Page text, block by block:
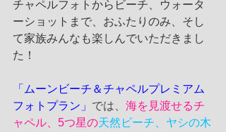
チャペルフォトからビーチ、ウォータ
ーショットまで、おふたりのみ、そし
て家族みんなも楽しんでいただきまし
た！
「ムーンビーチ＆チャペルプレミアム
フォトプラン」 では、 海を見渡せるチ
ャペル、5つ星の天然ビーチ、ヤシの木